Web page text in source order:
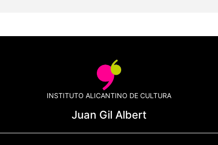
INSTITUTO ALICANTINO DE CULTURA
Juan Gil Albert